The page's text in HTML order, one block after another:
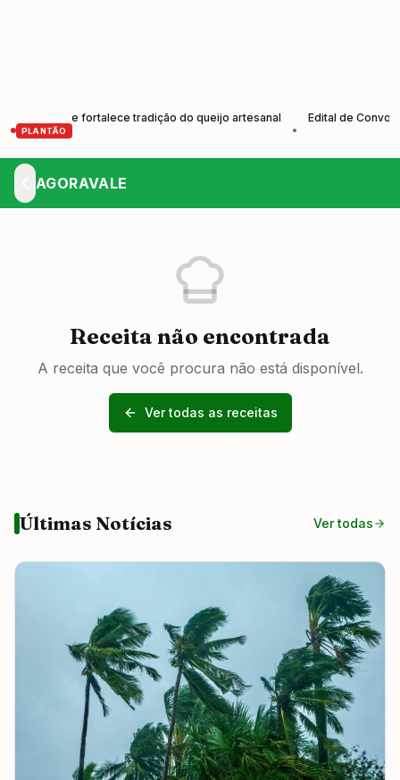
PLANTÃO
e fortalece tradição do queijo artesanal
Edital de
AGORAVALE
Receita não encontrada
A receita que você procura não está disponível.
Ver todas as receitas
Últimas Notícias Ver todas